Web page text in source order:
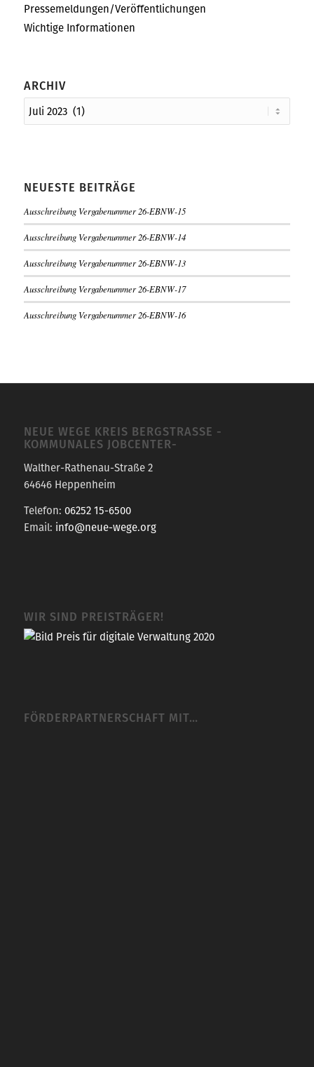
Pressemeldungen/Veröffentlichungen
Wichtige Informationen
ARCHIV
NEUESTE BEITRÄGE
Ausschreibung Vergabenummer 26-EBNW-15
Ausschreibung Vergabenummer 26-EBNW-14
Ausschreibung Vergabenummer 26-EBNW-13
Ausschreibung Vergabenummer 26-EBNW-17
Ausschreibung Vergabenummer 26-EBNW-16
NEUE WEGE KREIS BERGSTRASSE -K
OMMUNALES JOBCENTER-
Walther-Rathenau-Straße 2
64646 Heppenheim
Telefon: 06252 15-6500
Email: info@neue-wege.org
WIR SIND PREISTRÄGER!
FÖRDERPARTNERSCHAFT MIT…